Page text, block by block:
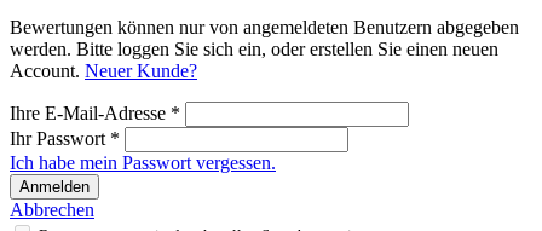
Bewertungen können nur von angemeldeten Benutzern abgegeben
werden. Bitte loggen Sie sich ein, oder erstellen Sie einen neuen
Account. Neuer Kunde?
Ihre E-Mail-Adresse *
Ihr Passwort *
Ich habe mein Passwort vergessen.
Anmelden
Abbrechen